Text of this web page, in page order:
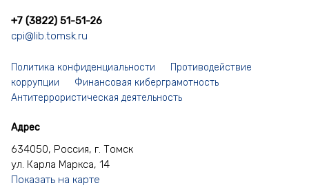
+7 (3822) 51-51-26
cpi@lib.tomsk.ru
Политика конфиденциальности
Противодействие
коррупции
Финансовая киберграмотность
Антитеррористическая деятельность
Адрес
634050, Россия, г. Томск
ул. Карла Маркса, 14
Показать на карте